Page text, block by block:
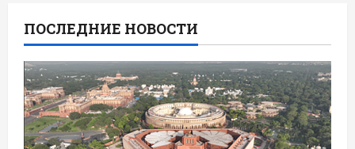
ПОСЛЕДНИЕ НОВОСТИ